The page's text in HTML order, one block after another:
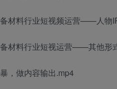
材料行业短视频运营——人物
材料行业短视运营——其他形
，做内容输出.mp4